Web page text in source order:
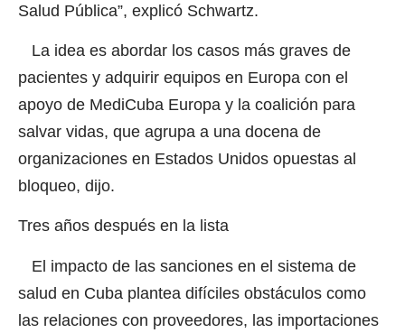
Salud Pública”, explicó Schwartz.
La idea es abordar los casos más graves de
pacientes y adquirir equipos en Europa con el
apoyo de MediCuba Europa y la coalición para
salvar vidas, que agrupa a una docena de
organizaciones en Estados Unidos opuestas al
bloqueo, dijo.
Tres años después en la lista
El impacto de las sanciones en el sistema de
salud en Cuba plantea difíciles obstáculos como
las relaciones con proveedores, las importaciones